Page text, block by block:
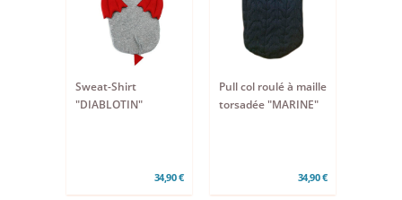
Sweat-Shirt
"DIABLOTIN"
34,90 €
Pull col roulé à maille
torsadée "MARINE"
34,90 €